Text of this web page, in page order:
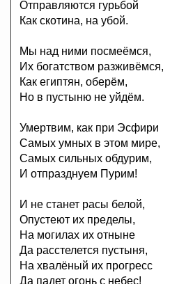
Отправляются гурьбой
Как скотина, на убой.
Мы над ними посмеёмся,
Их богатством разживёмся,
Как египтян, оберём,
Но в пустыню не уйдём.
Умертвим, как при Эсфири
Самых умных в этом мире,
Самых сильных обдурим,
И отпразднуем Пурим!
И не станет расы белой,
Опустеют их пределы,
На могилах их отныне
Да расстелется пустыня,
На хвалёный их прогресс
Да падет огонь с небес!